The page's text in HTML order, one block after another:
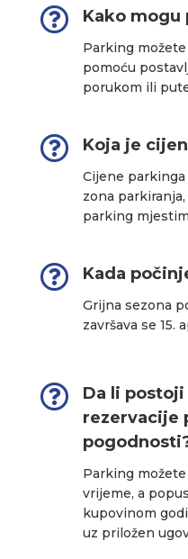
 Kako
Parking
pomoću
porukom ili
 Koja je
Cijene
zona
parking
 Kada
Grijna sezona
završava se 15.

Da li
rezervacije
Parking
vrijeme, a
kupovinom
uz priložen